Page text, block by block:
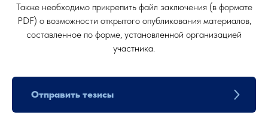
Также необходимо прикрепить файл заключения (в формате
PDF) о возможности открытого опубликования материалов,
составленное по форме, установленной организацией
участника.
Отправить тезисы